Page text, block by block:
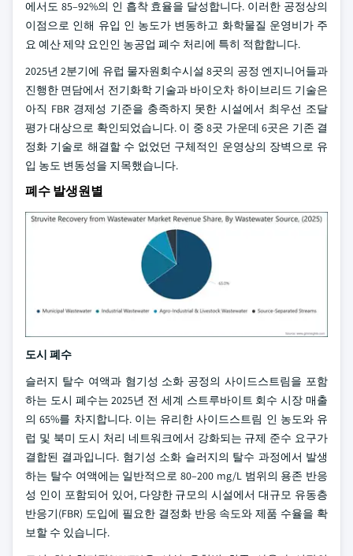
에서도 85–92%의 인 흡착 효율을 달성합니다. 이러한 공정상의
이점으로 인해 유입 인 농도가 변동하고 화학물질 운영비가 주
요 예산 제약 요인인 농공업 폐수 처리에 특히 적합합니다.
2025년 2분기에 유럽 물자원회수시설 8곳의 공정 엔지니어들과
진행한 면담에서 전기화학 기술과 바이오차 하이브리드 기술은
아직 FBR 경제성 기준을 충족하지 못한 시설에서 최우선 조달
평가 대상으로 확인되었습니다. 이 중 8곳 가운데 6곳은 기존 결
정화 기술로 해결할 수 없었던 구체적인 운영상의 장벽으로 유
입 농도 변동성을 지목했습니다.
폐수 발생원별
도시 폐수
슬러지 탈수 여액과 혐기성 소화 공정의 사이드스트림을 포함
하는 도시 폐수는 2025년 전 세계 스트루바이트 회수 시장 매출
의 65%를 차지합니다. 이는 유리한 사이드스트림 인 농도와 유
럽 및 북미 도시 처리 네트워크에서 강화되는 규제 준수 요구가
결합된 결과입니다. 혐기성 소화 슬러지의 탈수 과정에서 발생
하는 탈수 여액에는 일반적으로 80–200 mg/L 범위의 용존 반응
성 인이 포함되어 있어, 다양한 규모의 시설에서 대규모 유동층
반응기(FBR) 도입에 필요한 결정화 반응 속도와 제품 수율을 확
보할 수 있습니다.